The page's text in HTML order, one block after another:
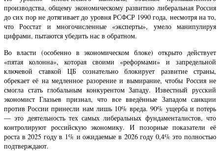
производства, общему экономическому развитию либеральная Россия
до сих пор не дотягивает до уровня РСФСР 1990 года, несмотря на то,
что Росстат и многочисленные «эксперты», умело манипулируя
цифрами, пытаются убедить нас в обратном.
Во власти (особенно в экономическом блоке) открыто действует
«пятая колонна», которая своими «реформами» и запредельной
ключевой ставкой ЦБ сознательно блокирует развитие страны,
обрекает её на медленное разорение и вымирание, чтобы Россия не
смогла стать глобальным конкурентом Западу. Известный русский
экономист Глазьев признал, что все введённые Западом санкции
против России принесли нам лишь 10% вреда. 90% ущерба и потерь
— это деятельность тех самых либеральных фундаменталистов, что
контролируют российскую экономику. И позорные показатели её
роста в 2025 году в 1% и ожидаемые в 2026 году 0,4% это полностью
подтверждают.